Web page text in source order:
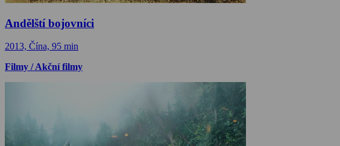
Andělští bojovníci
2013, Čína, 95 min
Filmy / Akční filmy